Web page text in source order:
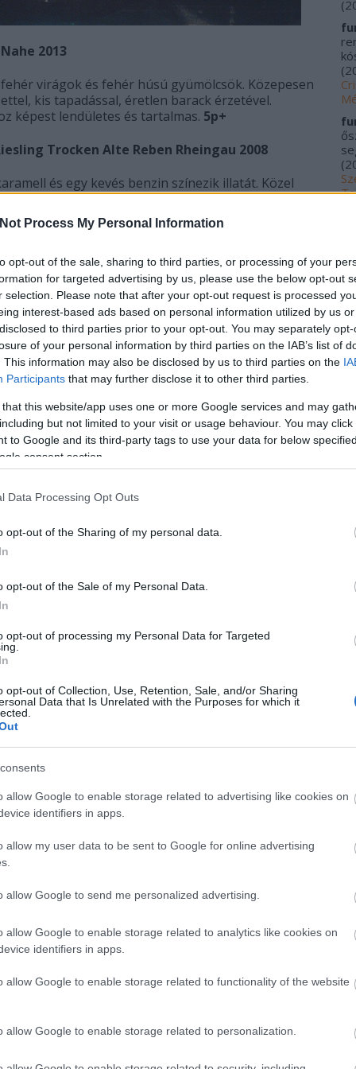
Process My Personal Information
opt-out of the sale, sharing to third parties, or processing of your
for targeted advertising by us, please use the below opt-out
selection. Please note that after your opt-out request is processed
interest-based ads based on personal information utilized by us
to third parties prior to your opt-out. You may separately
of your personal information by third parties on the IAB’s list of
This information may also be disclosed by us to third parties on the
Participants that may further disclose it to other third parties.
that this website/app uses one or more Google services and may
but not limited to your visit or usage behaviour. You may
to Google and its third-party tags to use your data for below
consent section.
Data Processing Opt Outs
opt-out of the Sharing of my personal data.
opt-out of the Sale of my Personal Data.
opt-out of processing my Personal Data for Targeted
opt-out of Collection, Use, Retention, Sale, and/or Sharing
Data that Is Unrelated with the Purposes for which it
allow Google to enable storage related to advertising like cookies on
identifiers in apps.
allow my user data to be sent to Google for online advertising
allow Google to send me personalized advertising.
allow Google to enable storage related to analytics like cookies on
identifiers in apps.
allow Google to enable storage related to functionality of the website
allow Google to enable storage related to personalization.
2013
virágok és fehér húsú gyümölcsök. Közepesen
kis tapadással, éretlen barack érzetével.
képest lendületes és tartalmas. 5p+
Trocken Alte Reben Rheingau 2008
és egy kevés benzin színezik illatát. Közel
élénk frissességét már elvesztette, inkább
aroma jellemzik. Savassága kiváló, finoman
árnyalja a képet. A sok érési aroma nem
a végére!
Mosel 2007
meghálál. Szép, vonzó, fehér virágokkal és
bukéjával tarkított illat. Közepes test,
jellemző fiatalkori szőlős aromákra zseniális
gyümölcsök, kis benzin, trópusi gyümölcsök.
és kellemes fanyarság a nagyon hosszú
el!
Fas 9 Saar 2010
egy kevés érettséggel, fűszerekkel, virágokkal,
redukcióval is. Testes, rettentően intenzív, kiváló
fűszerekkel, szőlővel, trópusiakkal, mézzel. A
jól ellensúlyozza a decens mennyiségű cukor.
Bockstein Mosel 2009
virágos, enyhe grillázzsal, karamellel, szinte
életteli fehér húsú gyümölcsökkel, aszalt
gyümölcsökkel. Brutálisan intenzív, szinte
és érett aromák aránya szinte zavarba
Otago 2012
határán táncoló gyümölcsösség, alig lehet
definiált, rózsás, fűszeres, ritka minőségű fával
Átható, intenzív, még friss és rétegzett
aromáit mutatja, ezekhez társul egy kevés
mennyiségű tannin, szárított fűszerekkel
hibát nem nagyon lehet találni benne, a
visszafogottabb a 2012-es kisebb testvéreinél.
Cru 2006
mutat, rózsával, cseresznyével,
egy csipetnyi animalitással.
hordó, jól eltalált egyensúly, kifejezettebben
tagadhatna le, az intenzitása és ereje a korty
villantja cseresznyés és gyógynövényes
magával és ajánlotta fel Tar Ferenc
a bort, hiszen egyrészt az évjárat gyenge volt,
(
(
(
(
(